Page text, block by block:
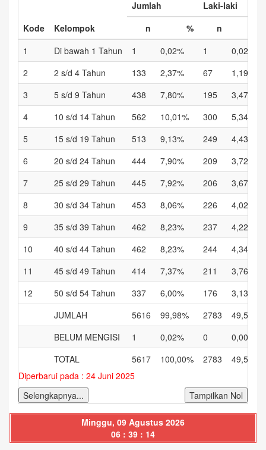
Kode Kelompok
Jumlah
Laki-laki
n
% n
1
Di bawah 1 Tahun 1 0,02% 1
0,02%
2
2 s/d 4 Tahun 133 2,37% 67
1,19%
3
5 s/d 9 Tahun 438 7,80% 195
3,47%
4
10 s/d 14 Tahun 562 10,01% 300
5,34%
5
15 s/d 19 Tahun 513 9,13% 249
4,43%
6
20 s/d 24 Tahun 444 7,90% 209
3,72%
7
25 s/d 29 Tahun 445 7,92% 206
3,67%
8
30 s/d 34 Tahun 453 8,06% 226
4,02%
9
35 s/d 39 Tahun 462 8,23% 237
4,22%
10
40 s/d 44 Tahun 462 8,23% 244
4,34%
11
45 s/d 49 Tahun 414 7,37% 211
3,76%
12
50 s/d 54 Tahun 337 6,00% 176
3,13%
JUMLAH
5616 99,98% 2783
49,55%
BELUM MENGISI
1 0,02% 0
0,00%
TOTAL
5617 100,00% 2783
49,55%
Diperbarui pada : 24 Juni 2025
Selengkapnya...
Tampilkan Nol
Minggu, 09 Agustus 2026
06 : 39 : 14